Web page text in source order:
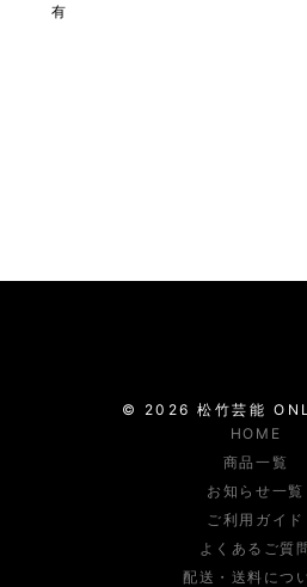
有
HOME
商品一覧
お知らせ一覧
ご利用ガイド
よくあるご質
配送・送料につ
© 2026松竹芸能